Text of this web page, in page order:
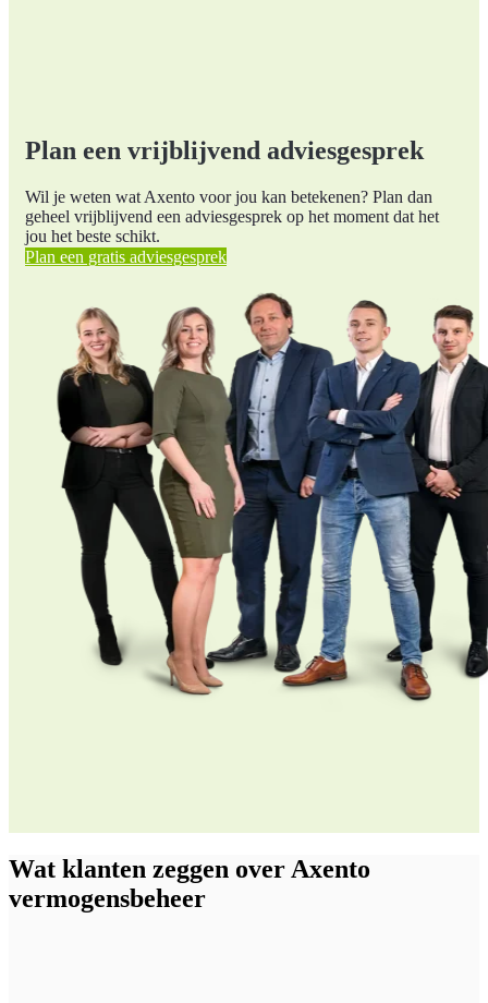
Plan een vrijblijvend adviesgesprek
Wil je weten wat Axento voor jou kan betekenen? Plan dan
geheel vrijblijvend een adviesgesprek op het moment dat het
jou het beste schikt.
Plan een gratis adviesgesprek
Wat klanten zeggen over Axento
vermogensbeheer